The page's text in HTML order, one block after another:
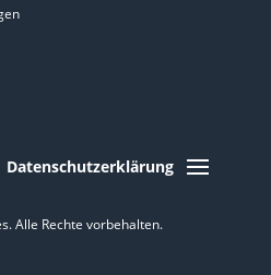
Datenschutzerklärung
Alle Rechte vorbehalten.